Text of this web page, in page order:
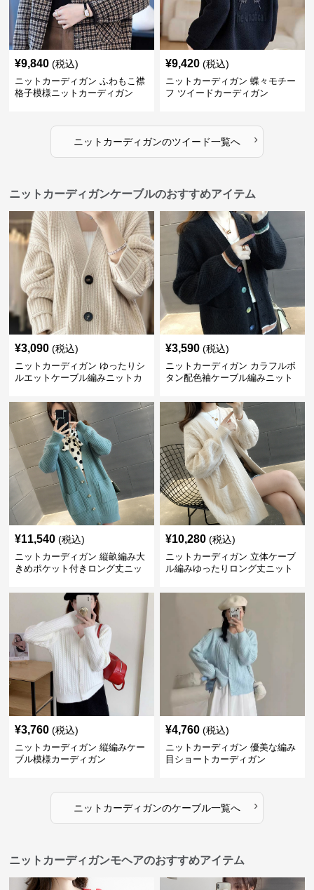
¥9,840 (税込)
ニットカーディガン ふわもこ襟
格子模様ニットカーディガン
¥9,420 (税込)
ニットカーディガン 蝶々モチー
フ ツイードカーディガン
ニットカーディガンのツイード一覧へ ›
ニットカーディガンケーブルのおすすめアイテム
¥3,090 (税込)
ニットカーディガン ゆったりシ
ルエットケーブル編みニットカ
¥3,590 (税込)
ニットカーディガン カラフルボ
タン配色袖ケーブル編みニット
¥11,540 (税込)
ニットカーディガン 縦畝編み大
きめポケット付きロング丈ニッ
¥10,280 (税込)
ニットカーディガン 立体ケーブ
ル編みゆったりロング丈ニット
¥3,760 (税込)
ニットカーディガン 縦編みケー
ブル模様カーディガン
¥4,760 (税込)
ニットカーディガン 優美な編み
目ショートカーディガン
ニットカーディガンのケーブル一覧へ ›
ニットカーディガンモヘアのおすすめアイテム